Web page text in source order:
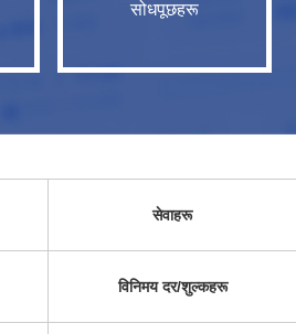
सोधपूछहरू
सेवाहरू
विनिमय दर/शुल्कहरू